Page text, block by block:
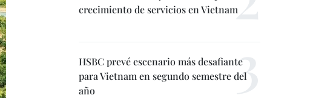
crecimiento de servicios en Vietnam
HSBC prevé escenario más desafiante
para Vietnam en segundo semestre del
año